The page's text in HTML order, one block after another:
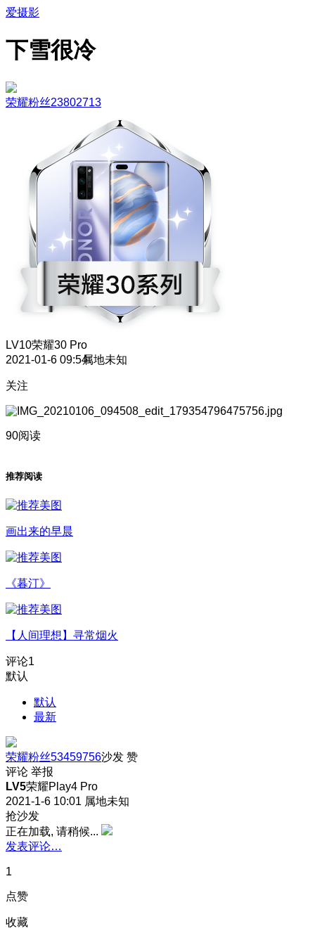
爱摄影
下雪很冷
荣耀粉丝23802713
LV10荣耀30 Pro
2021-01-6 09:54属地未知
关注
90阅读
推荐阅读
画出来的早晨
《暮汀》
【人间理想】寻常烟火
评论1
默认
默认
最新
荣耀粉丝53459756沙发 赞
评论 举报
LV5荣耀Play4 Pro
2021-1-6 10:01 属地未知
抢沙发
正在加载, 请稍候...
发表评论…
1
点赞
收藏